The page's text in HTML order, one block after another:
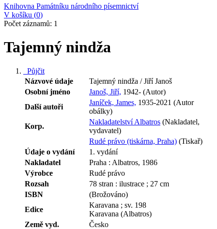
Knihovna Památníku národního písemnictví
V košíku (0)
Počet záznamů: 1
Tajemný nindža
Půjčit
Názvové údaje
Tajemný nindža / Jiří Janoš
Osobní jméno
Janoš, Jiří, 1942- (Autor)
Další autoři
Janíček, James, 1935-2021 (Autor
obálky)
Korp.
Nakladatelství Albatros (Nakladatel,
vydavatel)
Rudé právo (tiskárna, Praha) (Tiskař)
Údaje o vydání
1. vydání
Nakladatel
Praha : Albatros, 1986
Výrobce
Rudé právo
Rozsah
78 stran : ilustrace ; 27 cm
ISBN
(Brožováno)
Edice
Karavana ; sv. 198
Karavana (Albatros)
Země vyd.
Česko